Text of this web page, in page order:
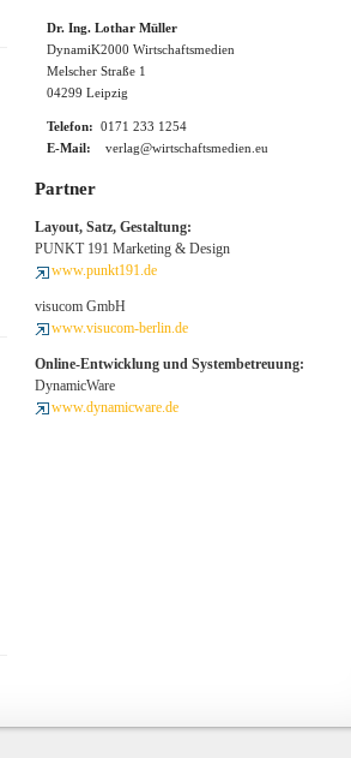
Dr. Ing. Lothar Müller
DynamiK2000 Wirtschaftsmedien
Melscher Straße 1
04299 Leipzig
Telefon: 0171 233 1254
E-Mail: verlag@wirtschaftsmedien.eu
Partner
Layout, Satz, Gestaltung:
PUNKT 191 Marketing & Design
www.punkt191.de
visucom GmbH
www.visucom-berlin.de
Online-Entwicklung und Systembetreuung:
DynamicWare
www.dynamicware.de